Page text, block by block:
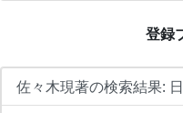
登録
佐々木現著の検索結果: